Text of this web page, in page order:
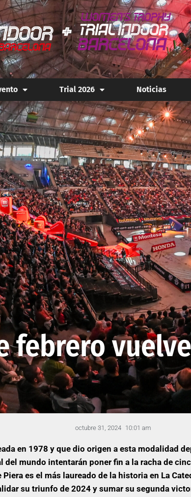
Trial 2026 Noticias
febrero
octubre 31, 2024 10:01 am
en 1978 y que dio origen a esta modalidad
del mundo intentarán poner fin a la racha de
es el más laureado de la historia en La
su triunfo de 2024 y sumar su segunda